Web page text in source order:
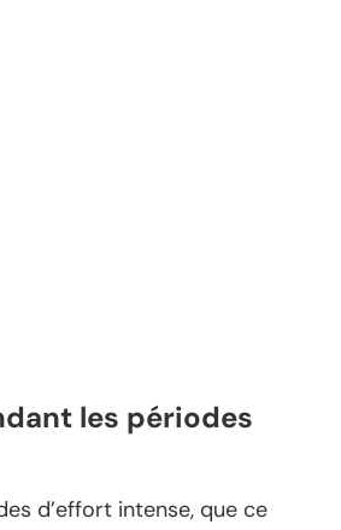
les périodes
d’effort intense, que ce